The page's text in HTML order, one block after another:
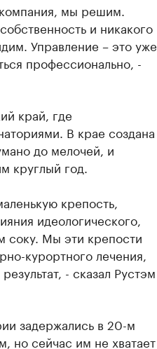
мы решим.
и никакого
Управление – это уже
профессионально, -
край, где
В крае создана
до мелочей, и
круглый год.
крепость,
идеологического,
соку. Мы эти крепости
курортного лечения,
- сказал Рустэм
задержались в 20-м
но сейчас им не хватает